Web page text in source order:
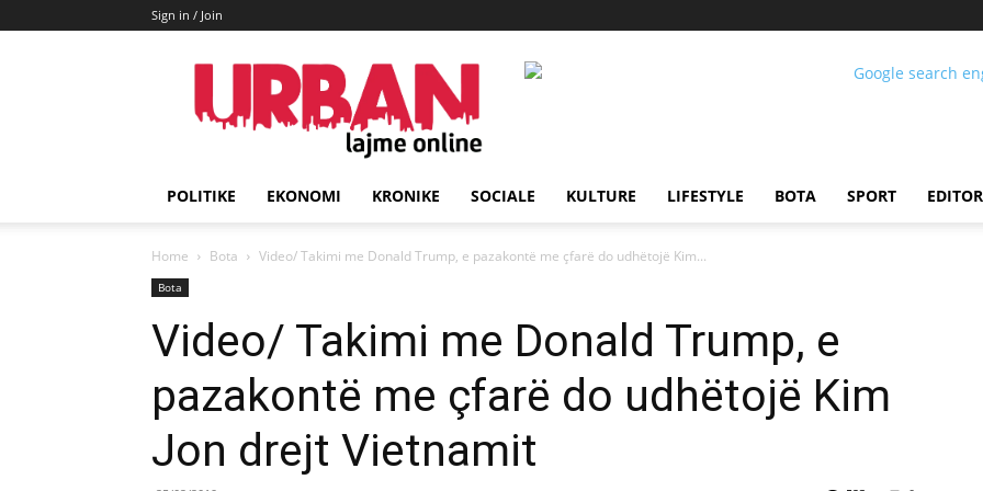
Sign in / Join
URBAN
Lajme
POLITIKE EKONOMI KRONIKE SOCIALE KULTURE LIFESTYLE BOTA SPORT
Home Bota Video/ Takimi me Donald Trump, e pazakontë me çfarë do udhëtojë Kim...
Bota
Video/ Takimi me Donald Trump, e
pazakontë me çfarë do udhëtojë Kim
Jon drejt Vietnamit